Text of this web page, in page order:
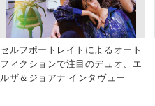
セルフポートレイトによるオート
フィクションで注目のデュオ、エ
ルザ＆ジョアナ インタヴュー